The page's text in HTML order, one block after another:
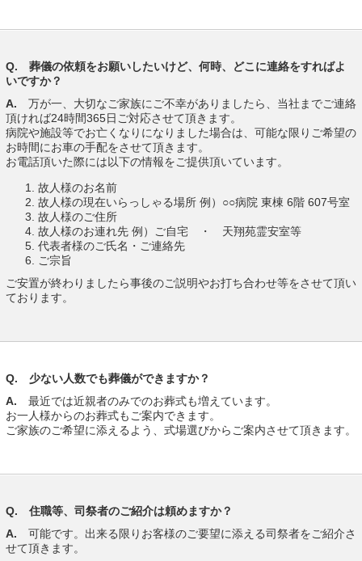
Q. 葬儀の依頼をお願いしたいけど、何時、どこに連絡をすればよ
いですか？
A. 万が一、大切なご家族にご不幸がありましたら、当社までご連絡
頂ければ24時間365日ご対応させて頂きます。
病院や施設等でお亡くなりになりました場合は、可能な限りご希望の
お時間にお車の手配をさせて頂きます。
お電話頂いた際には以下の情報をご提供頂いています。
故人様のお名前
故人様の現在いらっしゃる場所 例）○○病院 東棟 6階 607号室
故人様のご住所
故人様のお連れ先 例）ご自宅 ・ 天翔苑霊安室等
代表者様のご氏名・ご連絡先
ご宗旨
ご安置が終わりましたら事後のご説明やお打ち合わせ等をさせて頂い
ております。
Q. 少ない人数でも葬儀ができますか？
A. 最近では近親者のみでのお葬式も増えています。
お一人様からのお葬式もご案内できます。
ご家族のご希望に添えるよう、式場選びからご案内させて頂きます。
Q. 住職等、司祭者のご紹介は頼めますか？
A. 可能です。出来る限りお客様のご要望に添える司祭者をご紹介さ
せて頂きます。